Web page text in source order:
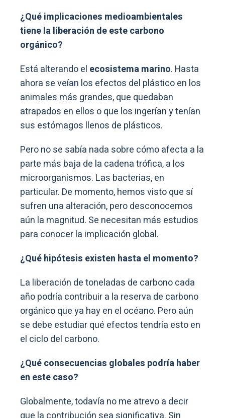
¿Qué implicaciones medioambientales
tiene la liberación de este carbono
orgánico?
Está alterando el ecosistema marino. Hasta
ahora se veían los efectos del plástico en los
animales más grandes, que quedaban
atrapados en ellos o que los ingerían y tenían
sus estómagos llenos de plásticos.
Pero no se sabía nada sobre cómo afecta a la
parte más baja de la cadena trófica, a los
microorganismos. Las bacterias, en
particular. De momento, hemos visto que sí
sufren una alteración, pero desconocemos
aún la magnitud. Se necesitan más estudios
para conocer la implicación global.
¿Qué hipótesis existen hasta el momento?
La liberación de toneladas de carbono cada
año podría contribuir a la reserva de carbono
orgánico que ya hay en el océano. Pero aún
se debe estudiar qué efectos tendría esto en
el ciclo del carbono.
¿Qué consecuencias globales podría haber
en este caso?
Globalmente, todavía no me atrevo a decir